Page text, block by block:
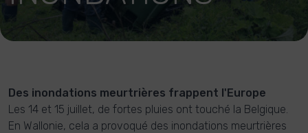
Des inondations meurtrières frappent l'Europe
Les 14 et 15 juillet, de fortes pluies ont touché la Belgique.
En Wallonie, cela a provoqué des inondations meurtrières